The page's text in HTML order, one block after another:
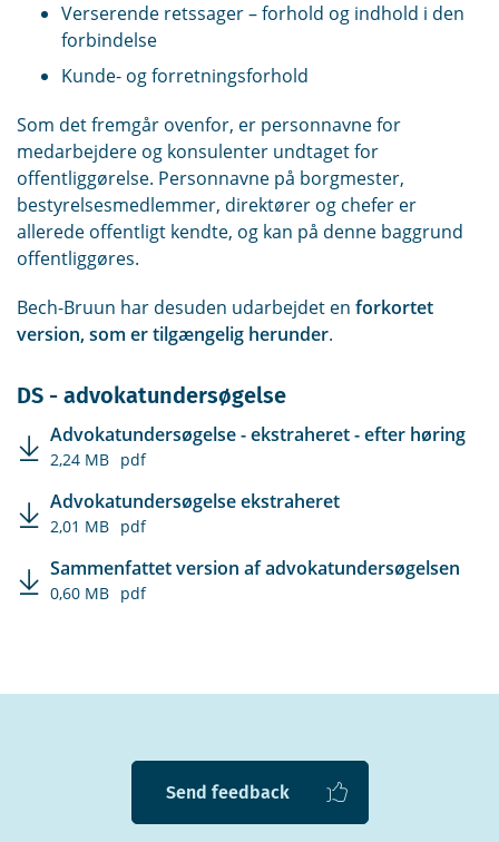
Verserende retssager – forhold og indhold i den
forbindelse
Kunde- og forretningsforhold
Som det fremgår ovenfor, er personnavne for
medarbejdere og konsulenter undtaget for
offentliggørelse. Personnavne på borgmester,
bestyrelsesmedlemmer, direktører og chefer er
allerede offentligt kendte, og kan på denne baggrund
offentliggøres.
Bech-Bruun har desuden udarbejdet en forkortet
version, som er tilgængelig herunder.
DS - advokatundersøgelse
Advokatundersøgelse - ekstraheret - efter høring
2,24 MB pdf
Advokatundersøgelse ekstraheret
2,01 MB pdf
Sammenfattet version af advokatundersøgelsen
0,60 MB pdf
Send feedback